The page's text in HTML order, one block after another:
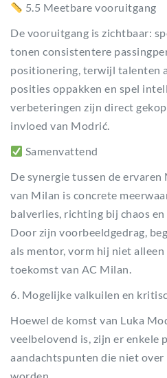
5.5 Meetbare vooruitgang
De vooruitgang is zichtbaar:
tonen consistentere
positionering, terwijl talenten
posities oppakken en spel
verbeteringen zijn direct
invloed van Modrić.
Samenvattend
De synergie tussen de
van Milan is concrete
balverlies, richting bij chaos
Door zijn voorbeeldgedrag,
als mentor, vorm hij niet alleen
toekomst van AC Milan.
6. Mogelijke valkuilen en
Hoewel de komst van Luka
veelbelovend is, zijn er enkele
aandachtspunten die niet over